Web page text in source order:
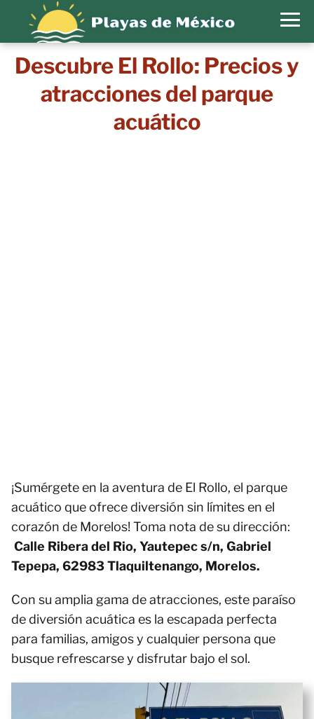
Descubre El Rollo: Precios y
atracciones del parque
acuático
¡Sumérgete en la aventura de El Rollo, el parque
acuático que ofrece diversión sin límites en el
corazón de Morelos! Toma nota de su dirección:
Calle Ribera del Rio, Yautepec s/n, Gabriel
Tepepa, 62983 Tlaquiltenango, Morelos.
Con su amplia gama de atracciones, este paraíso
de diversión acuática es la escapada perfecta
para familias, amigos y cualquier persona que
busque refrescarse y disfrutar bajo el sol.